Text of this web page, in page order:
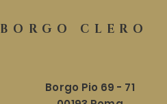
BORGO CLERO
Borgo Pio 69 - 71